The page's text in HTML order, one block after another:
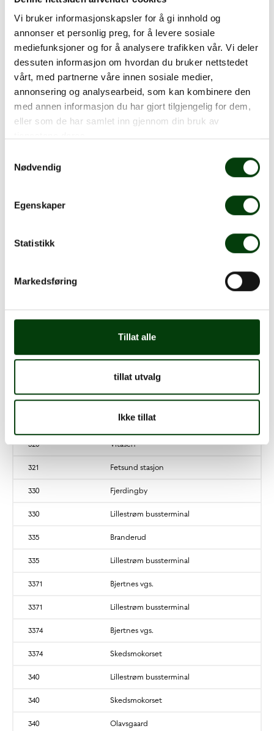
Vi bruker informasjonskapsler for å gi innhold og
annonser et personlig preg, for å levere sosiale
mediefunksjoner og for å analysere trafikken vår. Vi deler
dessuten informasjon om hvordan du bruker nettstedet
vårt, med partnerne våre innen sosiale medier,
annonsering og analysearbeid, som kan kombinere den
med annen informasjon du har gjort tilgjengelig for dem,
eller som de har samlet inn gjennom din bruk av
Nødvendig
Egenskaper
Statistikk
Markedsføring
Tillat alle
tillat utvalg
Ikke tillat
2731 Tuen
2732 Riddersand skole
Bråtenstubben
2732 Holterveien
300 Oslo bussterminal
300 Blystadlia
300
300E
3131
Furukollen
320 Lørenskog sentrum
Røsslyngveien
320 Vitåsen
321 Fetsund stasjon
330 Fjerdingby
330 Lillestrøm bussterminal
335 Branderud
335 Lillestrøm bussterminal
3371 Bjertnes vgs.
3371 Lillestrøm bussterminal
3374 Bjertnes vgs.
3374 Skedsmokorset
340 Lillestrøm bussterminal
340 Skedsmokorset
340 Olavsgaard